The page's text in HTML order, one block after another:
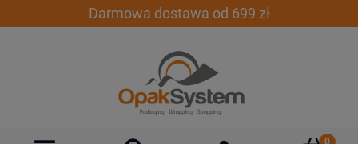
Darmowa dostawa od 699 zł